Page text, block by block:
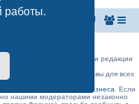
работы.
office@rarib.ru
при письменном согласии редакции
и информации одинаковы для всех
правил Форума!,
деятелей игорного бизнеса . Если
нашими модераторами незаконно